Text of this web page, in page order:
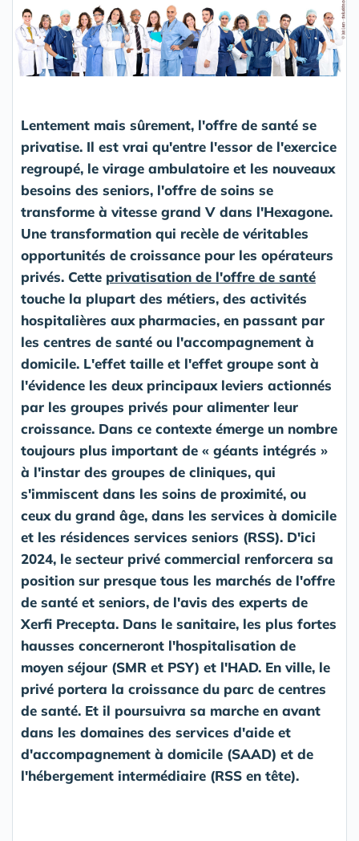
Lentement mais sûrement, l'offre de santé se
privatise. Il est vrai qu'entre l'essor de l'exercice
regroupé, le virage ambulatoire et les nouveaux
besoins des seniors, l'offre de soins se
transforme à vitesse grand V dans l'Hexagone.
Une transformation qui recèle de véritables
opportunités de croissance pour les opérateurs
privés. Cette privatisation de l'offre de santé
touche la plupart des métiers, des activités
hospitalières aux pharmacies, en passant par
les centres de santé ou l'accompagnement à
domicile. L'effet taille et l'effet groupe sont à
l'évidence les deux principaux leviers actionnés
par les groupes privés pour alimenter leur
croissance. Dans ce contexte émerge un nombre
toujours plus important de « géants intégrés »
à l'instar des groupes de cliniques, qui
s'immiscent dans les soins de proximité, ou
ceux du grand âge, dans les services à domicile
et les résidences services seniors (RSS). D'ici
2024, le secteur privé commercial renforcera sa
position sur presque tous les marchés de l'offre
de santé et seniors, de l'avis des experts de
Xerfi Precepta. Dans le sanitaire, les plus fortes
hausses concerneront l'hospitalisation de
moyen séjour (SMR et PSY) et l'HAD. En ville, le
privé portera la croissance du parc de centres
de santé. Et il poursuivra sa marche en avant
dans les domaines des services d'aide et
d'accompagnement à domicile (SAAD) et de
l'hébergement intermédiaire (RSS en tête).